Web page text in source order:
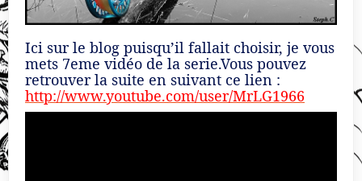
Ici sur le blog puisqu’il fallait choisir, je vous
mets 7eme vidéo de la serie.Vous pouvez
retrouver la suite en suivant ce lien :
http://www.youtube.com/user/MrLG1966